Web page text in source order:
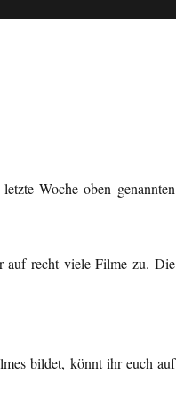
Woche oben genannten
auf recht viele Filme zu. Die
bildet, könnt ihr euch auf